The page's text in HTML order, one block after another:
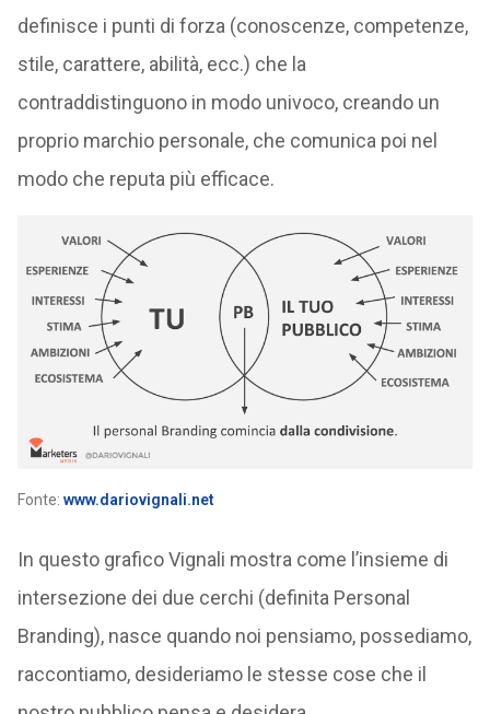
definisce i punti di forza (conoscenze, competenze,
stile, carattere, abilità, ecc.) che la
contraddistinguono in modo univoco, creando un
proprio marchio personale, che comunica poi nel
modo che reputa più efficace.
Fonte: www.dariovignali.net
In questo grafico Vignali mostra come l’insieme di
intersezione dei due cerchi (definita Personal
Branding), nasce quando noi pensiamo, possediamo,
raccontiamo, desideriamo le stesse cose che il